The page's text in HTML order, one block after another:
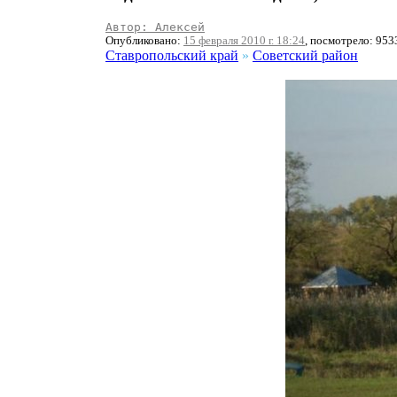
Автор: Алексей
Опубликовано: 15 февраля 2010 г. 18:24, посмотрело:
Ставропольский край » Советский район